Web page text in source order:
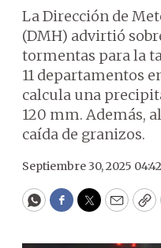
La Dirección de
(DMH) advirtió
tormentas para la
11 departamentos
calcula una
120 mm. Además,
caída de granizos.
Septiembre 30, 2025
WhatsApp
Facebook
Twitter
Email